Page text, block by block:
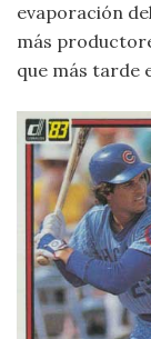
evaporación
más
que más tarde